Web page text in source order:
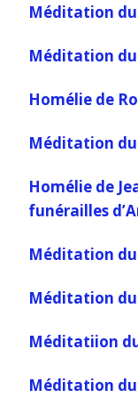
Méditation du
Méditation
Homélie de
Méditation du
Homélie de
funérailles
Méditation du
Méditation
Méditatiion
Méditation